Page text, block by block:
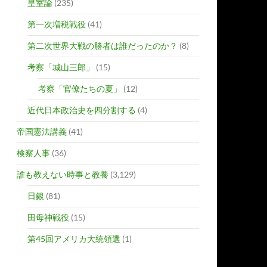
皇室論 (235)
第一次増税戦役 (41)
第二次世界大戦の勝者は誰だったのか？ (8)
考察「城山三郎」 (15)
考察「官僚たちの夏」 (12)
近代日本政治史を四分割する (4)
帝国憲法講義 (41)
検察人事 (36)
誰も教えない時事と教養 (3,129)
日銀 (81)
田母神戦役 (15)
第45回アメリカ大統領選 (1)